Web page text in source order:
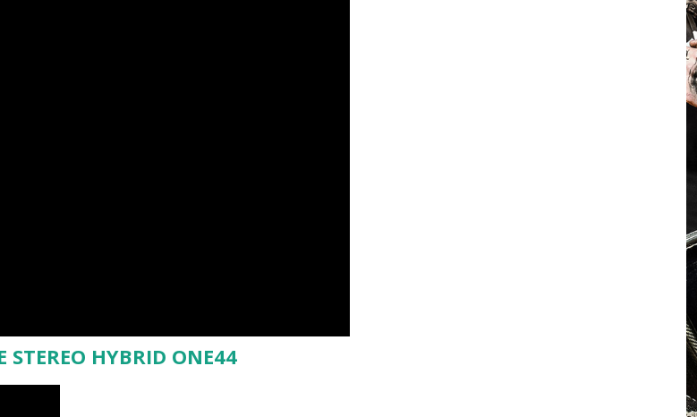
STEREO HYBRID ONE44